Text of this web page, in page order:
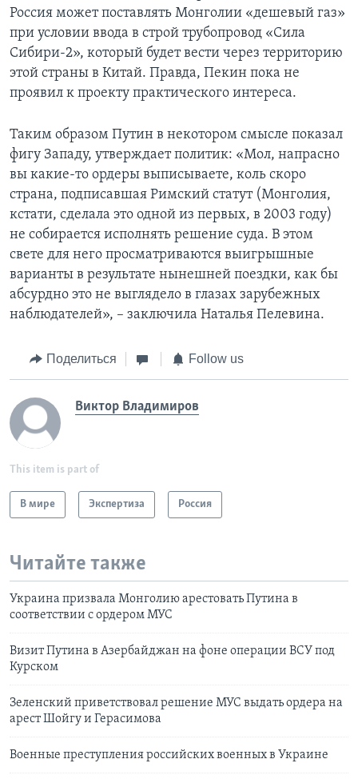
Россия может поставлять Монголии «дешевый газ»
при условии ввода в строй трубопровод «Сила
Сибири-2», который будет вести через территорию
этой страны в Китай. Правда, Пекин пока не
проявил к проекту практического интереса.
Таким образом Путин в некотором смысле показал
фигу Западу, утверждает политик: «Мол, напрасно
вы какие-то ордеры выписываете, коль скоро
страна, подписавшая Римский статут (Монголия,
кстати, сделала это одной из первых, в 2003 году)
не собирается исполнять решение суда. В этом
свете для него просматриваются выигрышные
варианты в результате нынешней поездки, как бы
абсурдно это не выглядело в глазах зарубежных
наблюдателей», – заключила Наталья Пелевина.
Поделиться Follow us
Виктор Владимиров
This item is part of
В мире Экспертиза Россия
Читайте также
Украина призвала Монголию арестовать Путина в
соответствии с ордером МУС
Визит Путина в Азербайджан на фоне операции ВСУ под
Курском
Зеленский приветствовал решение МУС выдать ордера на
арест Шойгу и Герасимова
Военные преступления российских военных в Украине